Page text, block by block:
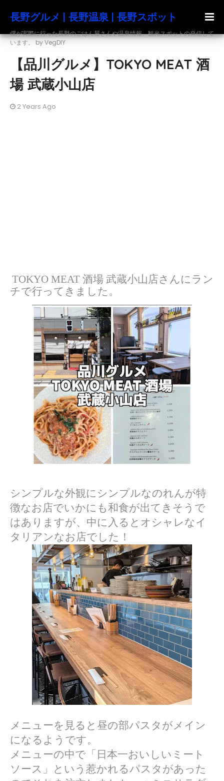
長野グルメ | 長野温泉 | 長野スポット
僕が実際に行った長野のごはん屋さんや温泉情報、観光スポットの発信して
います。 by VegDIY
【品川グルメ】TOKYO MEAT 酒
場 武蔵小山店
2 Years Ago
TOKYO MEAT 酒場 武蔵小山店さんにラン
チで行ってきました。
シンプルな外観にシンプルなのれんが特
徴なお店でいかにも和食が出てきそうで
はありますが、中に入るとオシャレなイ
タリアンなお店でした！
メニューを見ると昼の部パスタがメイン
になるようです。
メニューの中で「日本一おいしいミート
ソース」という惹かれるパスタがあった